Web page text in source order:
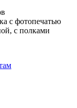
с фотопечатью
с полками